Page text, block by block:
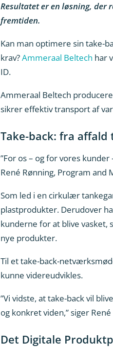
Resultatet er en løsning, der
fremtiden.
Kan man optimere sin take-
krav?Ammeraal Beltech har
ID.
Ammeraal Beltech
sikrer effektiv transport af
Take-back: fra affald
”For os – og for vores
René Rønning, Program
Som led i en cirkulær
plastprodukter. Derudover
kunderne for at blive
nye produkter.
Til et take-back-
kunne videreudvikles.
”Vi vidste, at take-back vil
og konkret viden,” siger
Det Digitale